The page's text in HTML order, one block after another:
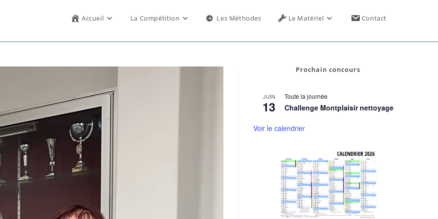
Accueil La Compétition Les Méthodes Le Matériel Contact
Prochain concours
JUIN
13
Toute la journée
Challenge Montplaisir nettoyage
Voir le calendrier